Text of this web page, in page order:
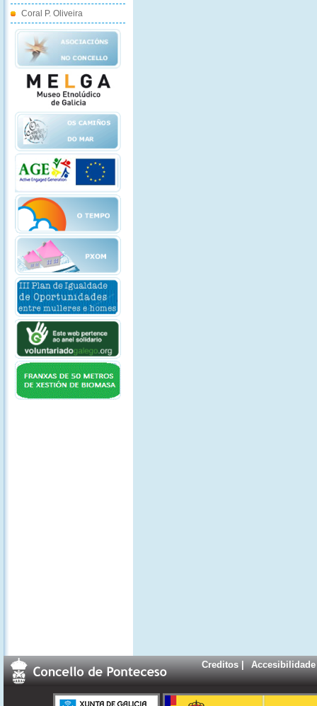
Coral P. Oliveira
Creditos| Accesibilidade